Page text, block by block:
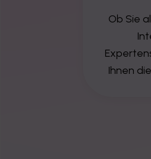
Ob Sie
Ihnen